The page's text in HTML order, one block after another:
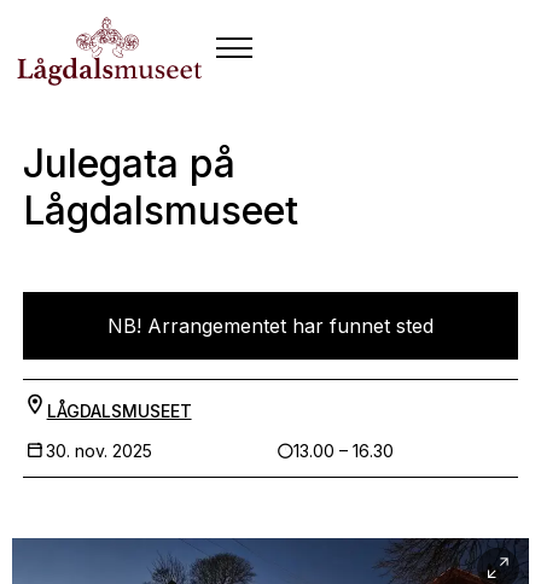
Julegata på
Lågdalsmuseet
NB! Arrangementet har funnet sted
LÅGDALSMUSEET
30. nov. 2025
13.00 – 16.30